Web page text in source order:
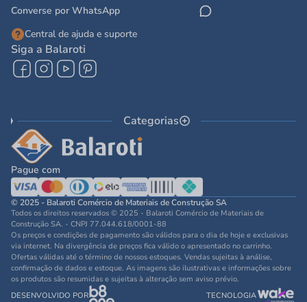
Converse por WhatsApp
Central de ajuda e suporte
Siga a Balaroti
Categorias
Pague com
© 2025 - Balaroti Comércio de Materiais de Construção SA
Todos os direitos reservados © 2025 - Balaroti Comércio de Materiais de
Construção SA. - CNPJ 77.044.618/0001-88
Os preços e condições de pagamento são válidos para o dia de hoje e exclusivas
via internet. Na divergência de preços fica válido o apresentado no carrinho.
Ofertas válidas até o término de nossos estoques. Vendas sujeitas à análise,
confirmação de dados e estoque. As imagens são ilustrativas e informações sobre
os produtos são resumidas e sujeitas à alteração sem aviso prévio.
DESENVOLVIDO POR
TECNOLOGIA